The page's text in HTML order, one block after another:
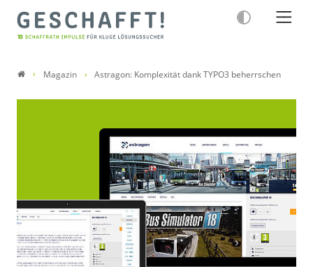
Magazin Astragon: Komplexität dank TYPO3 beherrschen